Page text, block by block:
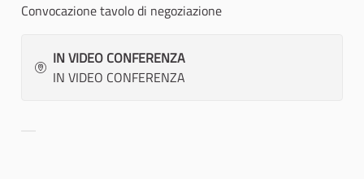
Convocazione tavolo di negoziazione
IN VIDEO CONFERENZA
IN VIDEO CONFERENZA